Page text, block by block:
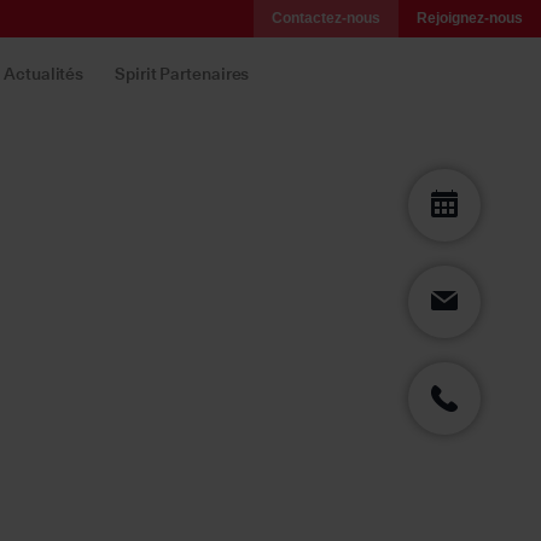
Contactez-nous Rejoignez-nous
Actualités Spirit Partenaires